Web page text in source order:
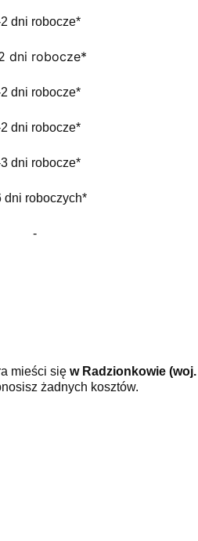
dni robocze*
dni robocze*
dni robocze*
dni robocze*
dni robocze*
dni roboczych*
-
mieści się w Radzionkowie
żadnych kosztów.